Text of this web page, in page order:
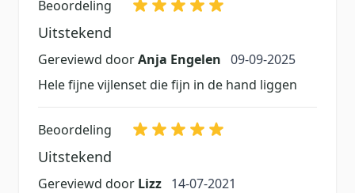
Beoordeling
Uitstekend
Gereviewd doorAnja Engelen 9 september 2025
09-09-2025
Hele fijne vijlenset die fijn in de hand liggen
Beoordeling
Uitstekend
Gereviewd door Lizz 14 juli 2021
14-07-2021